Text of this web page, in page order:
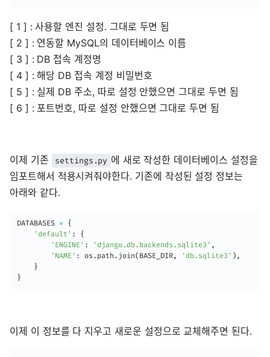
[ 1 ] : 사용할 엔진 설정. 그대로 두면 됨
[ 2 ] : 연동할 MySQL의 데이터베이스 이름
[ 3 ] : DB 접속 계정명
[ 4 ] : 해당 DB 접속 계정 비밀번호
[ 5 ] : 실제 DB 주소, 따로 설정 안했으면 그대로 두면 됨
[ 6 ] : 포트번호, 따로 설정 안했으면 그대로 두면 됨
이제 기존 settings.py 에 새로 작성한 데이터베이스 설정을
임포트해서 적용시켜줘야한다. 기존에 작성된 설정 정보는
아래와 같다.
DATABASES =
{
'default' :
{
'ENGINE' : 'django.db.backends.sqlite3' ,
'NAME' : os . path . join( BASE_DIR, 'db.sqlite3' ) ,
}
}
이제 이 정보를 다 지우고 새로운 설정으로 교체해주면 된다.